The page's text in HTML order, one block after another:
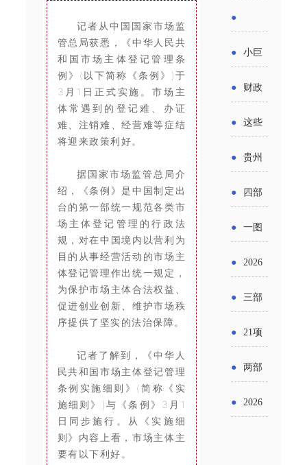
记者从中国国家市场监
管总局获悉，《中华人民共
和国市场主体登记管理条
例》(以下简称《条例》)于
3月1日正式实施。市场主
体常遇到的登记难、办证
难、注销难、经营难等症结
将迎来政策利好。
据国家市场监管总局介
绍，《条例》是中国制定出
台的第一部统一规范各类市
场主体登记管理的行政法
规，对在中国境内以营利为
目的从事经营活动的市场主
体登记管理作出统一规定，
为保护市场主体合法权益、
促进创业创新、维护市场秩
序提供了坚实的法治保障。
记者了解到，《中华人
民共和国市场主体登记管理
条例实施细则》(简称《实
施细则》)与《条例》3月1
日同步施行。从《实施细
则》内容上看，市场主体主
要有以下利好。
州开展
2026年
轮汽车
销活动
省科技
成果转
化中试
报工作
出台酒
类新规
酒企出
点关注
●
小企业
发展环
境评估
发布
解）
● 小巨
了？工
信部准
备怎么
● 财政
继续实
施专精
特新中
财政奖
● 这些
贷款，
最高可
获1.5%
政贴息
● 贵州
举措激
发各类
经营主
● 四部
求做好
帮扶小
额信贷
● 一图
法及其
实施条
例新变
● 2026
金投向
领域及
申报要
● 三部
五”期间
支持科
● 21项
务培育
● 两部
● 2026